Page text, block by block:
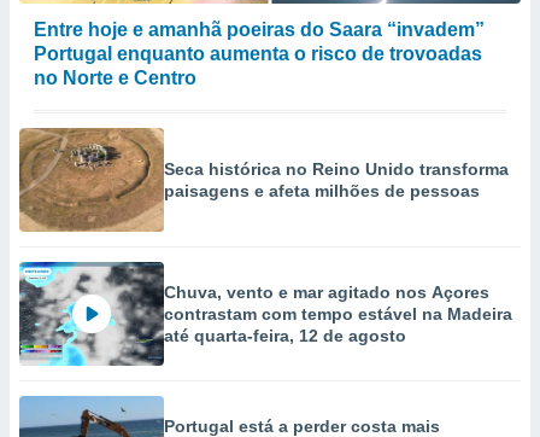
Entre hoje e amanhã poeiras do Saara “invadem”
Portugal enquanto aumenta o risco de trovoadas
no Norte e Centro
Seca histórica no Reino Unido transforma
paisagens e afeta milhões de pessoas
Chuva, vento e mar agitado nos Açores
contrastam com tempo estável na Madeira
até quarta-feira, 12 de agosto
Portugal está a perder costa mais